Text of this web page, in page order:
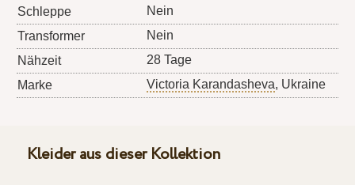
Schleppe
Nein
Transformer
Nein
Nähzeit
28 Tage
Marke
Victoria Karandasheva, Ukraine
Kleider aus dieser Kollektion